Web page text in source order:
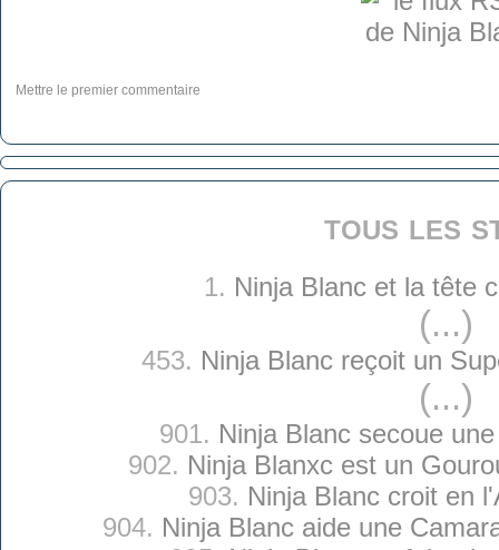
Mettre le premier commentaire
tous les
1. Ninja Blanc et la tête
(...)
453. Ninja Blanc reçoit un
(...)
901. Ninja Blanc secoue
902. Ninja Blanxc est un
903. Ninja Blanc croit en
904. Ninja Blanc aide une